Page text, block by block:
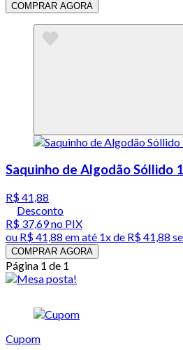
COMPRAR AGORA
Saquinho de Algodão Sóllido
R$ 41,88
Desconto
R$ 37,69no PIX
ou R$ 41,88 em até 1x de R$ 41,88
COMPRAR AGORA
Página 1 de 1
Cupom